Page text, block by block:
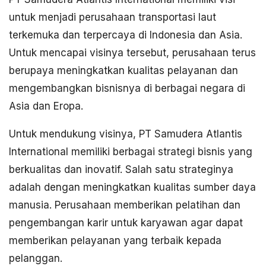
untuk menjadi perusahaan transportasi laut
terkemuka dan terpercaya di Indonesia dan Asia.
Untuk mencapai visinya tersebut, perusahaan terus
berupaya meningkatkan kualitas pelayanan dan
mengembangkan bisnisnya di berbagai negara di
Asia dan Eropa.
Untuk mendukung visinya, PT Samudera Atlantis
International memiliki berbagai strategi bisnis yang
berkualitas dan inovatif. Salah satu strateginya
adalah dengan meningkatkan kualitas sumber daya
manusia. Perusahaan memberikan pelatihan dan
pengembangan karir untuk karyawan agar dapat
memberikan pelayanan yang terbaik kepada
pelanggan.